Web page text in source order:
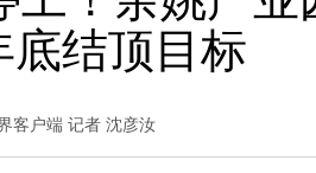
底结顶目标
客户端 记者 沈彦汝